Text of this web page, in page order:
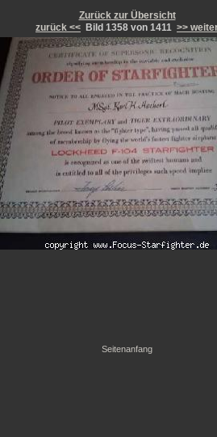
Zurück zur Übersicht
zurück << Bild 1358 von 1411 >>
Seitenanfang